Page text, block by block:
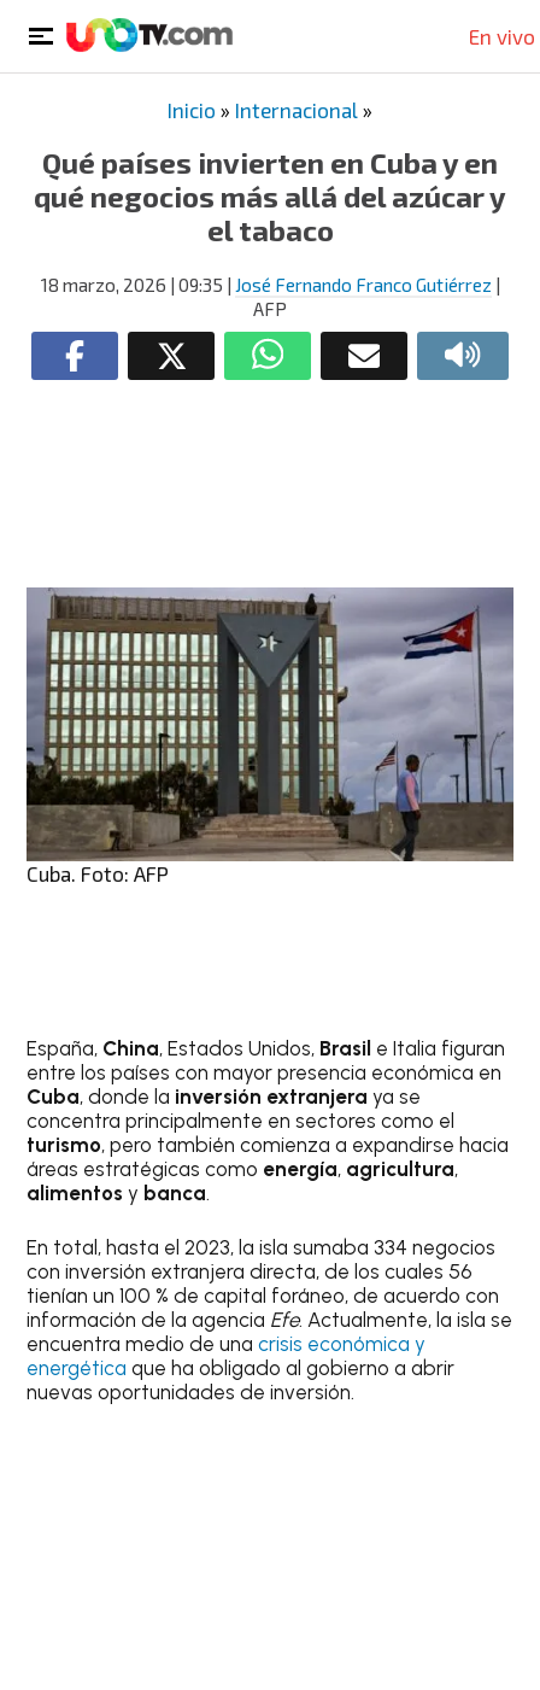
En vivo
Inicio » Internacional »
Qué países invierten en Cuba y en
qué negocios más allá del azúcar y
el tabaco
18 marzo, 2026 | 09:35 | José Fernando Franco Gutiérrez |
AFP
Cuba. Foto: AFP
España, China, Estados Unidos, Brasil e Italia figuran
entre los países con mayor presencia económica en
Cuba, donde la inversión extranjera ya se
concentra principalmente en sectores como el
turismo, pero también comienza a expandirse hacia
áreas estratégicas como energía, agricultura,
alimentos y banca.
En total, hasta el 2023, la isla sumaba 334 negocios
con inversión extranjera directa, de los cuales 56
tienían un 100 % de capital foráneo, de acuerdo con
información de la agencia Efe. Actualmente, la isla se
encuentra medio de unacrisis económica y
energética que ha obligado al gobierno a abrir
nuevas oportunidades de inversión.